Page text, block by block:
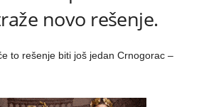
novo rešenje.
to rešenje biti još jedan Crnogorac –